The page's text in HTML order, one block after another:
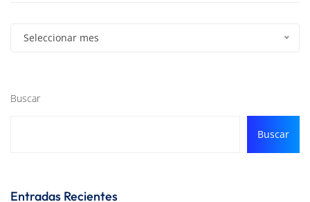
Seleccionar mes
Buscar
Buscar
Entradas Recientes